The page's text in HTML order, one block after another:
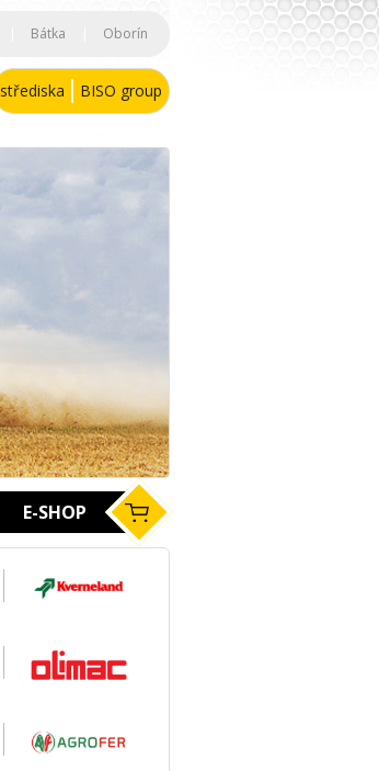
Bátka Oborín
střediska BISO group
E-SHOP